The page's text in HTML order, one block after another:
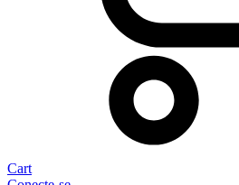
Cart